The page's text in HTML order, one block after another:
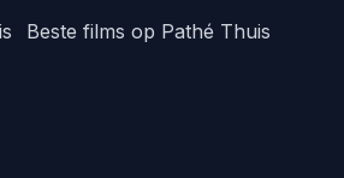
Beste films op Pathé Thuis